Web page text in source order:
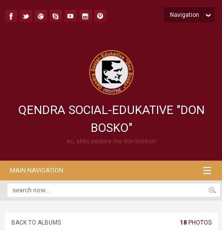
QENDRA SOCIAL-EDUKATIVE "DON
BOSKO"
ec, shko përpara me don boskon!
Navigation
MAIN NAVIGATION
BACK TO ALBUMS 18 PHOTOS